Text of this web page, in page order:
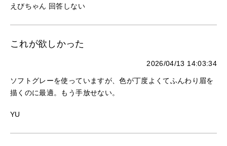
えびちゃん 回答しない
これが欲しかった
2026/04/13 14:03:34
ソフトグレーを使っていますが、色が丁度よくてふんわり眉を
描くのに最適。もう手放せない。
YU